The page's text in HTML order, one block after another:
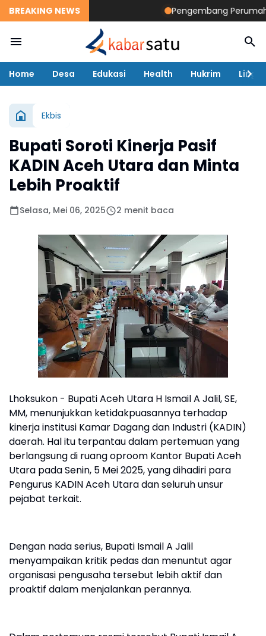
BREAKING NEWS Pengembang
Home Desa Edukasi Health Hukrim
Ekbis
Bupati Soroti Kinerja Pasif
KADIN Aceh Utara dan Minta
Lebih Proaktif
Selasa, Mei 06, 2025 2 menit baca
Lhoksukon - Bupati Aceh Utara H Ismail A Jalil, SE,
MM, menunjukkan ketidakpuasannya terhadap
kinerja institusi Kamar Dagang dan Industri (KADIN)
daerah. Hal itu terpantau dalam pertemuan yang
berlangsung di ruang oproom Kantor Bupati Aceh
Utara pada Senin, 5 Mei 2025, yang dihadiri para
Pengurus KADIN Aceh Utara dan seluruh unsur
pejabat terkait.
Dengan nada serius, Bupati Ismail A Jalil
menyampaikan kritik pedas dan menuntut agar
organisasi pengusaha tersebut lebih aktif dan
proaktif dalam menjalankan perannya.